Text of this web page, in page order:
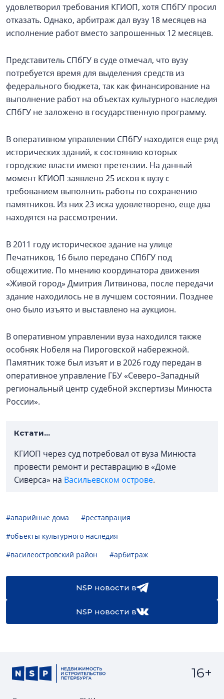
удовлетворил требования КГИОП, хотя СПбГУ просил
отказать. Однако, арбитраж дал вузу 18 месяцев на
исполнение работ вместо запрошенных 12 месяцев.
Представитель СПбГУ в суде отмечал, что вузу
потребуется время для выделения средств из
федерального бюджета, так как финансирование на
выполнение работ на объектах культурного наследия
СПбГУ не заложено в государственную программу.
В оперативном управлении СПбГУ находится еще ряд
исторических зданий, к состоянию которых
городские власти имеют претензии. На данный
момент КГИОП заявлено 25 исков к вузу с
требованием выполнить работы по сохранению
памятников. Из них 23 иска удовлетворено, еще два
находятся на рассмотрении.
В 2011 году историческое здание на улице
Печатников, 16 было передано СПбГУ под
общежитие. По мнению координатора движения
«Живой город» Дмитрия Литвинова, после передачи
здание находилось не в лучшем состоянии. Позднее
оно было изъято и выставлено на аукцион.
В оперативном управлении вуза находился также
особняк Нобеля на Пироговской набережной.
Памятник тоже был изъят и в 2026 году передан в
оперативное управление ГБУ «Северо–Западный
региональный центр судебной экспертизы Минюста
России».
Кстати…
КГИОП через суд потребовал от вуза Минюста
провести ремонт и реставрацию в «Доме
Сиверса» на Васильевском острове.
#аварийные дома
#реставрация
#объекты культурного наследия
#василеостровский район
#арбитраж
NSP новости в
NSP новости в
16+